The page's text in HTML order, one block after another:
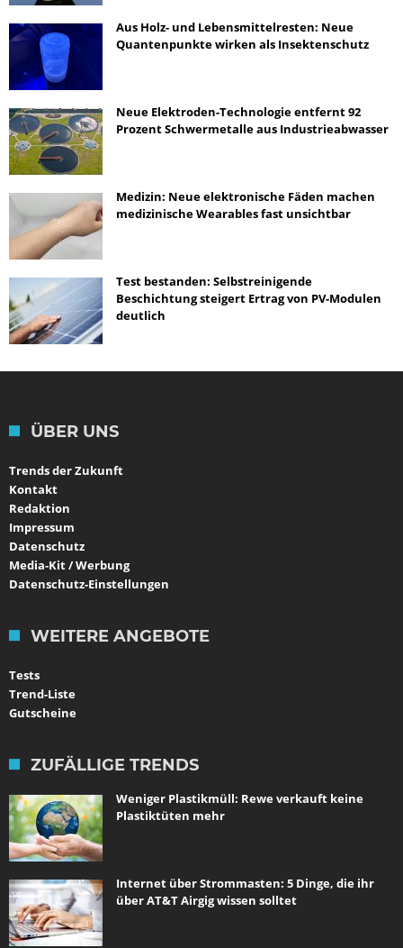
Aus Holz- und Lebensmittelresten: Neue
Quantenpunkte wirken als Insektenschutz
Neue Elektroden-Technologie entfernt 92
Prozent Schwermetalle aus Industrieabwasser
Medizin: Neue elektronische Fäden machen
medizinische Wearables fast unsichtbar
Test bestanden: Selbstreinigende
Beschichtung steigert Ertrag von PV-Modulen
deutlich
ÜBER UNS
Trends der Zukunft
Kontakt
Redaktion
Impressum
Datenschutz
Media-Kit / Werbung
Datenschutz-Einstellungen
WEITERE ANGEBOTE
Tests
Trend-Liste
Gutscheine
ZUFÄLLIGE TRENDS
Weniger Plastikmüll: Rewe verkauft keine
Plastiktüten mehr
Internet über Strommasten: 5 Dinge, die ihr
über AT&T Airgig wissen solltet